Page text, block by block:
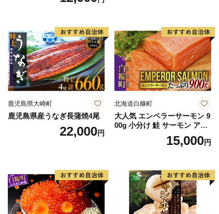
鹿児島県大崎町
鹿児島県産うなぎ長蒲焼4尾
22,000円
北海道白糠町
大人気 エンペラーサーモン 9
00g 小分け 鮭 サーモン アト
ランティックサーモン 水産
庁長官賞 受賞 さけ シャケ し
満足 美味しい 贈答 生食用 刺
身 お刺身 刺し身 魚介類 海鮮
冷凍 厚切り 薄切り ふるさと
納税 ふるさとチョイス チョ
イス 北海道 白糠町
15,000円